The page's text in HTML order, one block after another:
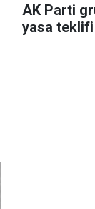
AK Parti
yasa teklifi